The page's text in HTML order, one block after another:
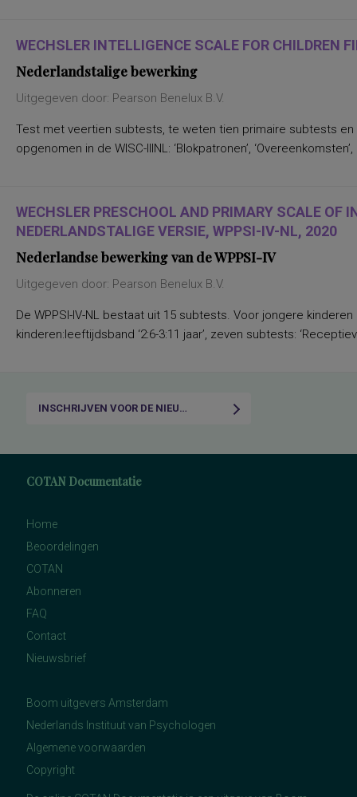
WECHSLER INTELLIGENCE SCALE FOR CHILDREN
Nederlandstalige bewerking
Uitgegeven door: Pearson Benelux B.V.
Test met veertien subtests, te weten tien primaire subtests
opgenomen in de WISC-IIINL: ‘Blokpatronen’,
WECHSLER PRESCHOOL AND PRIMARY SCALE OF
NEDERLANDSTALIGE VERSIE, WPPSI-IV-NL, 2020
Nederlandse bewerking van de WPPSI-IV
Uitgegeven door: Pearson Benelux B.V.
De WPPSI-IV-NL bestaat uit 15 subtests. Voor jongere
kinderen:leeftijdsband ‘2:6-3:11 jaar’, zeven subtests:
INSCHRIJVEN VOOR DE NIEUWSBRIEF
COTAN Documentatie
Home
Beoordelingen
COTAN
Abonneren
FAQ
Contact
Nieuwsbrief
Boom uitgevers Amsterdam
Nederlands Instituut van Psychologen
Algemene voorwaarden
Copyright